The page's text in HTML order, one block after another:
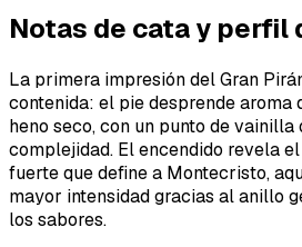
Notas de cata y perfil
La primera impresión del Gran
contenida: el pie desprende aroma
heno seco, con un punto de vainilla
complejidad. El encendido revela
fuerte que define a Montecristo,
mayor intensidad gracias al anillo
los sabores.